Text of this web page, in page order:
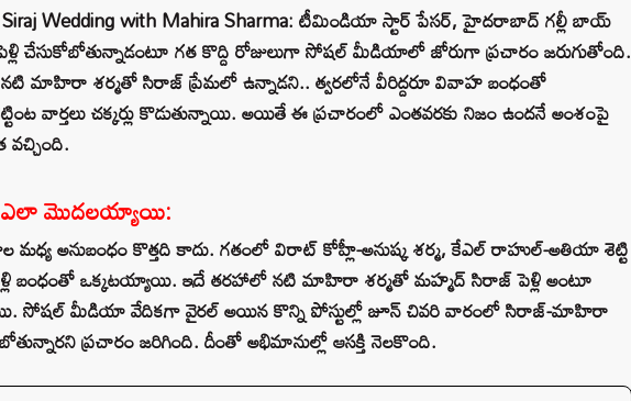
Wedding with Mahira Sharma: టీమిండియా స్టార్ పేసర్, హైదరాబాద్ గల్లీ బాయ్
చేసుకోబోతున్నాడంటూ గత కొద్ది రోజులుగా సోషల్ మీడియాలో జోరుగా ప్రచారం జరుగుతోంది.
మాహిరా శర్మతో సిరాజ్ ప్రేమలో ఉన్నాడని.. త్వరలోనే వీరిద్దరూ వివాహ బంధంతో
వార్తలు చక్కర్లు కొడుతున్నాయి. అయితే ఈ ప్రచారంలో ఎంతవరకు నిజం ఉందనే అంశంపై
వచ్చింది.
ఎలా మొదలయ్యాయి:
మధ్య అనుబంధం కొత్తది కాదు. గతంలో విరాట్ కోహ్లీ-అనుష్క శర్మ, కేఎల్ రాహుల్-అతియా శెట్టి
బంధంతో ఒక్కటయ్యాయి. ఇదే తరహాలో నటి మాహిరా శర్మతో మహ్మద్ సిరాజ్ పెళ్లి అంటూ
సోషల్ మీడియా వేదికగా వైరల్ అయిన కొన్ని పోస్టుల్లో జూన్ చివరి వారంలో సిరాజ్-మాహిరా
ప్రచారం జరిగింది. దీంతో అభిమానుల్లో ఆసక్తి నెలకొంది.